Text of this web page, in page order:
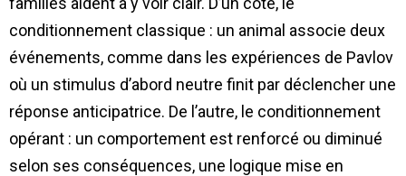
conditionnement classique : un animal associe deux
événements, comme dans les expériences de Pavlov
où un stimulus d’abord neutre finit par déclencher une
réponse anticipatrice. De l’autre, le conditionnement
opérant : un comportement est renforcé ou diminué
selon ses conséquences, une logique mise en